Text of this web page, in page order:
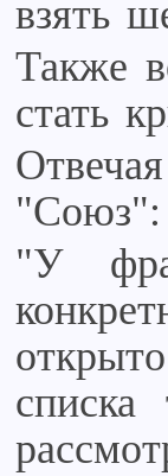
взять
Также
стать
"Союз":
"У